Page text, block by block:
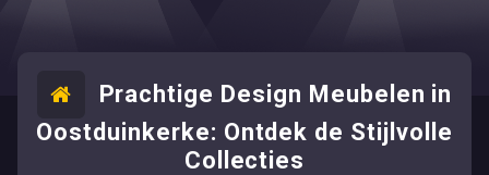
Prachtige Design Meubelen in
Oostduinkerke: Ontdek de Stijlvolle
Collecties